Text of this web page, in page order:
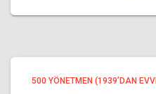
500 YÖNETMEN (1939’DAN